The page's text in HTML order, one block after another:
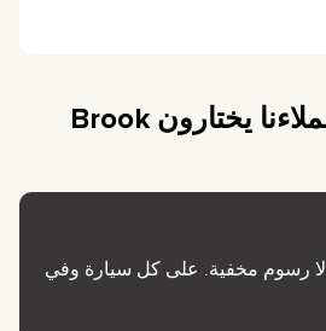
6 أسباب تجعل عملاءنا يختارون Brook
لا رسوم مخفية. على كل سيارة وفي